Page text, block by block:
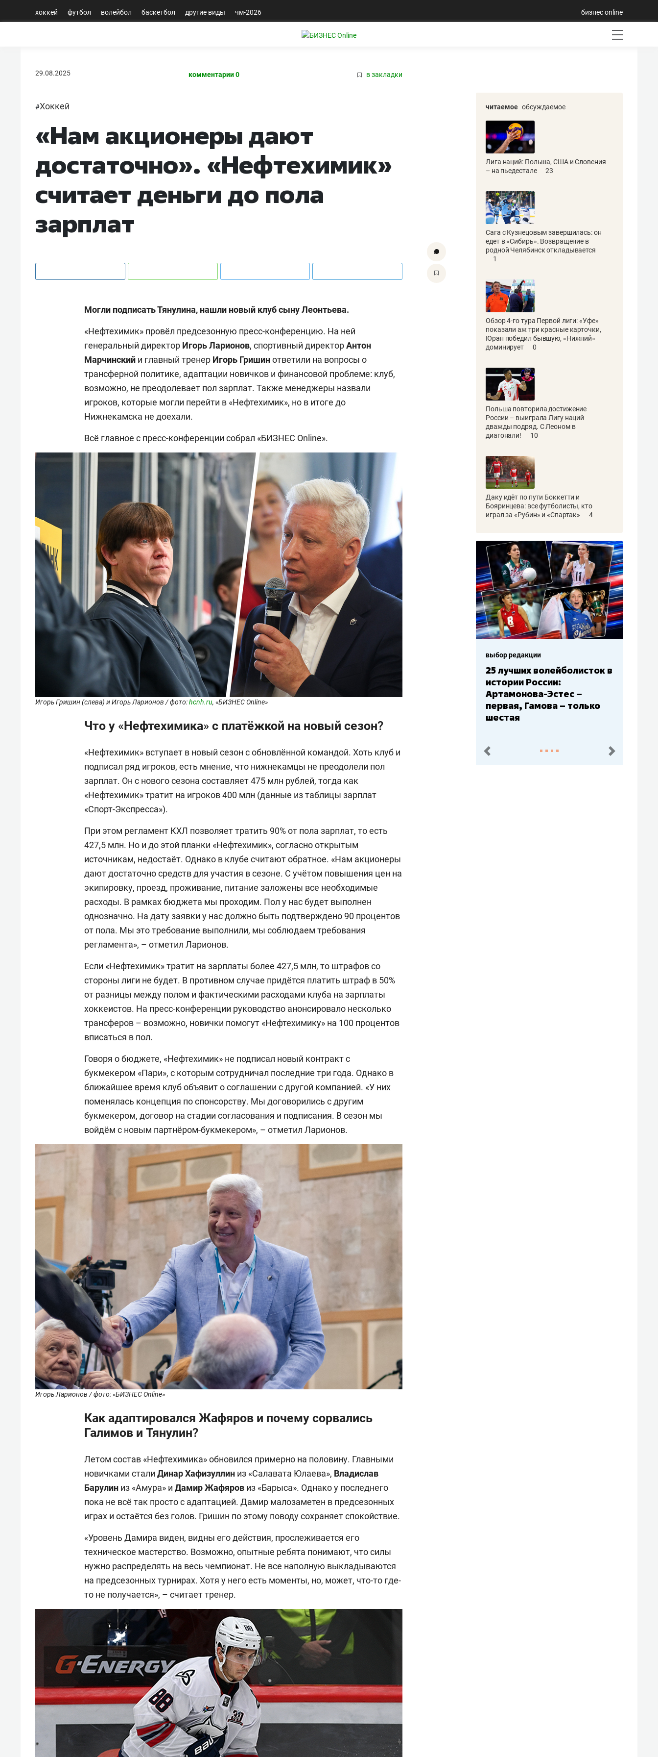
хоккей футбол волейбол баскетбол другие виды чм-2026 бизнес online
29.08.2025 комментарии 0 в закладки
#Хоккей
«Нам акционеры дают
достаточно». «Нефтехимик»
считает деньги до пола
зарплат
Могли подписать Тянулина, нашли новый клуб сыну Леонтьева.
«Нефтехимик» провёл предсезонную пресс-конференцию. На ней
генеральный директор Игорь Ларионов, спортивный директорАнтон
Марчинский и главный тренер Игорь Гришинответили на вопросы о
трансферной политике, адаптации новичков и финансовой проблеме: клуб,
возможно, не преодолевает пол зарплат. Также менеджеры назвали
игроков, которые могли перейти в «Нефтехимик», но в итоге до
Нижнекамска не доехали.
Всё главное с пресс-конференции собрал «БИЗНЕС Online».
Игорь Гришин (слева) и Игорь Ларионов / фото:hcnh.ru, «БИЗНЕС Online»
Что у «Нефтехимика» с платёжкой на новый сезон?
«Нефтехимик» вступает в новый сезон с обновлённой командой. Хоть клуб и
подписал ряд игроков, есть мнение, что нижнекамцы не преодолели пол
зарплат. Он с нового сезона составляет 475 млн рублей, тогда как
«Нефтехимик» тратит на игроков 400 млн (данные из таблицы зарплат
«Спорт-Экспресса»).
При этом регламент КХЛ позволяет тратить 90% от пола зарплат, то есть
427,5 млн. Но и до этой планки «Нефтехимик», согласно открытым
источникам, недостаёт. Однако в клубе считают обратное. «Нам акционеры
дают достаточно средств для участия в сезоне. С учётом повышения цен на
экипировку, проезд, проживание, питание заложены все необходимые
расходы. В рамках бюджета мы проходим. Пол у нас будет выполнен
однозначно. На дату заявки у нас должно быть подтверждено 90 процентов
от пола. Мы это требование выполнили, мы соблюдаем требования
регламента», – отметил Ларионов.
Если «Нефтехимик» тратит на зарплаты более 427,5 млн, то штрафов со
стороны лиги не будет. В противном случае придётся платить штраф в 50%
от разницы между полом и фактическими расходами клуба на зарплаты
хоккеистов. На пресс-конференции руководство анонсировало несколько
трансферов – возможно, новички помогут «Нефтехимику» на 100 процентов
вписаться в пол.
Говоря о бюджете, «Нефтехимик» не подписал новый контракт с
букмекером «Пари», с которым сотрудничал последние три года. Однако в
ближайшее время клуб объявит о соглашении с другой компанией. «У них
поменялась концепция по спонсорству. Мы договорились с другим
букмекером, договор на стадии согласования и подписания. В сезон мы
войдём с новым партнёром-букмекером», – отметил Ларионов.
Игорь Ларионов / фото: «БИЗНЕС Online»
Как адаптировался Жафяров и почему сорвались
Галимов и Тянулин?
Летом состав «Нефтехимика» обновился примерно на половину. Главными
новичками стали Динар Хафизуллин из «Салавата Юлаева», Владислав
Барулин из «Амура» и Дамир Жафяров из «Барыса». Однако у последнего
пока не всё так просто с адаптацией. Дамир малозаметен в предсезонных
играх и остаётся без голов. Гришин по этому поводу сохраняет спокойствие.
«Уровень Дамира виден, видны его действия, прослеживается его
техническое мастерство. Возможно, опытные ребята понимают, что силы
нужно распределять на весь чемпионат. Не все наполную выкладываются
на предсезонных турнирах. Хотя у него есть моменты, но, может, что-то где-
то не получается», – считает тренер.
читаемое обсуждаемое
Лига наций: Польша, США и Словения
– на пьедестале
23
Сага с Кузнецовым завершилась: он
едет в «Сибирь». Возвращение в
родной Челябинск откладывается
1
Обзор 4-го тура Первой лиги: «Уфе»
показали аж три красные карточки,
Юран победил бывшую, «Нижний»
доминирует
0
Польша повторила достижение
России – выиграла Лигу наций
дважды подряд. С Леоном в
диагонали!
10
Даку идёт по пути Боккетти и
Бояринцева: все футболисты, кто
играл за «Рубин» и «Спартак»
4
выбор редакции
Бюджеты клубов КХЛ: СКА
– главный мажор, «Ак
Барс» – второй, «Салават
Юлаев» – середняк
пред. след.